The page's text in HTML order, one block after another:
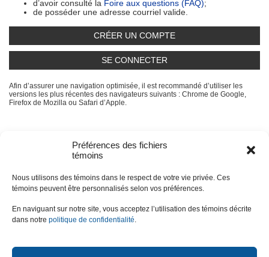
Préférences des fichiers
témoins
Nous utilisons des témoins dans le respect de votre vie privée. Ces
témoins peuvent être personnalisés selon vos préférences.
En naviguant sur notre site, vous acceptez l’utilisation des témoins décrite
dans notre politique de confidentialité.
d’avoir consulté la Foire aux questions (FAQ);
de posséder une adresse courriel valide.
CRÉER UN COMPTE
SE CONNECTER
Afin d’assurer une navigation optimisée, il est recommandé d’utiliser les
versions les plus récentes des navigateurs suivants : Chrome de Google,
Firefox de Mozilla ou Safari d’Apple.
Accès à l’information
Accessibilité
Politique de confidentialité